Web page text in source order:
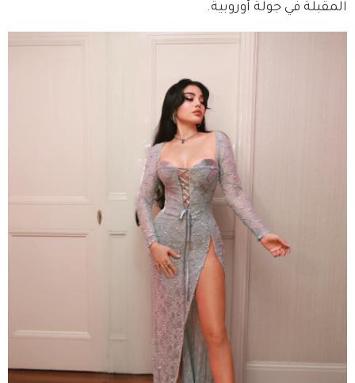
المقبلة في جولة أوروبية.